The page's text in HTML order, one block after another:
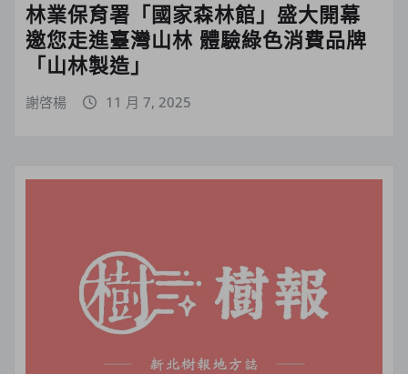
林業保育署「國家森林館」盛大開幕
邀您走進臺灣山林 體驗綠色消費品牌
「山林製造」
謝啓楊 11 月 7, 2025